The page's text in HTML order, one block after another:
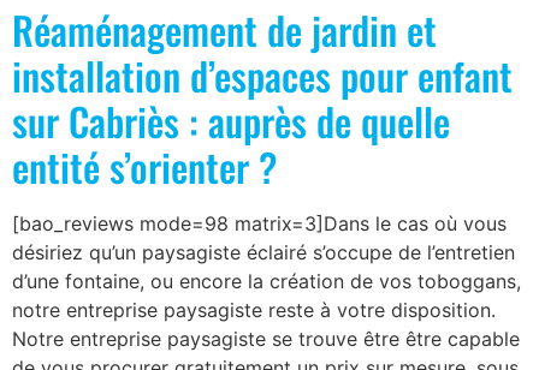
Réaménagement de jardin et
installation d’espaces pour enfant
sur Cabriès : auprès de quelle
entité s’orienter ?
[bao_reviews mode=98 matrix=3]Dans le cas où vous
désiriez qu’un paysagiste éclairé s’occupe de l’entretien
d’une fontaine, ou encore la création de vos toboggans,
notre entreprise paysagiste reste à votre disposition.
Notre entreprise paysagiste se trouve être être capable